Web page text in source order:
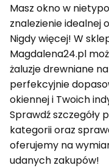
Masz okno w
znalezienie idealnej
Nigdy więcej! W
Magdalena24.pl
żaluzje drewniane
perfekcyjnie
okiennej i Twoich
Sprawdź
kategorii oraz
oferujemy na
udanych zakupów!